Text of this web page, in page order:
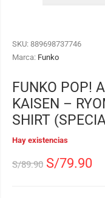
SKU: 889698737746
Marca: Funko
FUNKO POP!
KAISEN –
SHIRT
Hay existencias
S/89.90 S/79.90